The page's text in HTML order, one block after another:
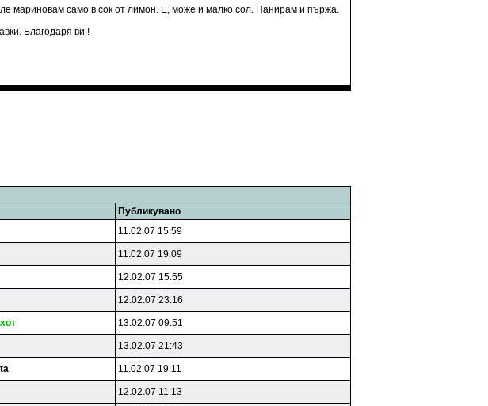
мариновам само в сок от лимон. Е, може и малко сол. Панирам и пържа.
Благодаря ви !
Публикувано
11.02.07 15:59
11.02.07 19:09
12.02.07 15:55
12.02.07 23:16
13.02.07 09:51
13.02.07 21:43
11.02.07 19:11
12.02.07 11:13